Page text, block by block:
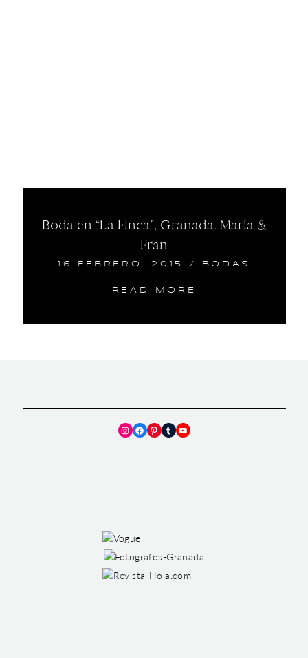
Boda en “La Finca”, Granada. María &
Fran
16 FEBRERO, 2015 / BODAS
READ MORE
Instagram
Facebook
Pinterest
TumblrYouTube